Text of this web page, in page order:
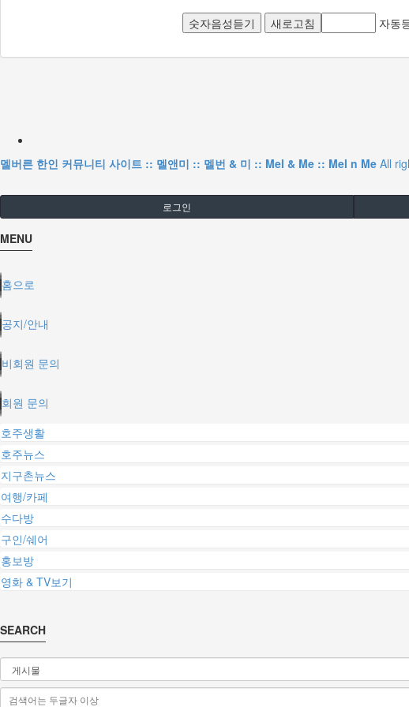
숫자음성듣기 새로고침 자동
멜버른 한인 커뮤니티 사이트 :: 멜앤미 :: 멜번 & 미 :: Mel & Me :: Mel n Me All
로그인
MENU
홈으로
공지/안내
비회원 문의
회원 문의
호주생활
호주뉴스
지구촌뉴스
여행/카페
수다방
구인/쉐어
홍보방
영화 & TV보기
SEARCH